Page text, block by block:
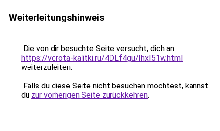
Weiterleitungshinweis
Die von dir besuchte Seite versucht, dich an
https://vorota-kalitki.ru/4DLf4gu/IhxI51w.html
weiterzuleiten.
Falls du diese Seite nicht besuchen möchtest, kannst
du zur vorherigen Seite zurückkehren.